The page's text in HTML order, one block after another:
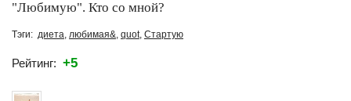
"Любимую". Кто со мной?
Тэги: диета, любимая&, quot, Стартую
Рейтинг: +5